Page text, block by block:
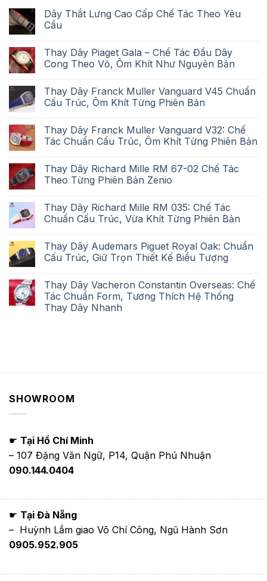
Dây Thắt Lưng Cao Cấp Chế Tác Theo Yêu
Cầu
Thay Dây Piaget Gala – Chế Tác Đầu Dây
Cong Theo Vỏ, Ôm Khít Như Nguyên Bản
Thay Dây Franck Muller Vanguard V45 Chuẩn
Cấu Trúc, Ôm Khít Từng Phiên Bản
Thay Dây Franck Muller Vanguard V32: Chế
Tác Chuẩn Cấu Trúc, Ôm Khít Từng Phiên Bản
Thay Dây Richard Mille RM 67-02 Chế Tác
Theo Từng Phiên Bản Zenio
Thay Dây Richard Mille RM 035: Chế Tác
Chuẩn Cấu Trúc, Vừa Khít Từng Phiên Bản
Thay Dây Audemars Piguet Royal Oak: Chuẩn
Cấu Trúc, Giữ Trọn Thiết Kế Biểu Tượng
Thay Dây Vacheron Constantin Overseas: Chế
Tác Chuẩn Form, Tương Thích Hệ Thống
Thay Dây Nhanh
SHOWROOM
☛ Tại Hồ Chí Minh
– 107 Đặng Văn Ngữ, P14, Quận Phú Nhuận
090.144.0404
☛ Tại Đà Nẵng
– Huỳnh Lắm giao Võ Chí Công, Ngũ Hành Sơn
0905.952.905